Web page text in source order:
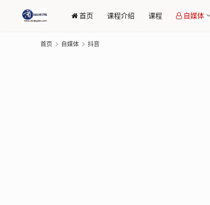
首页 课程介绍 课程 自媒体
首页 自媒体 抖音